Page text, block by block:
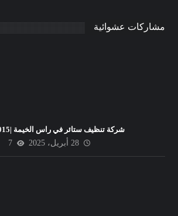
مشاركات عشوائية
شركة تنظيف ستائر في راس الخيمة |0526402015
28 أبريل، 2025
7